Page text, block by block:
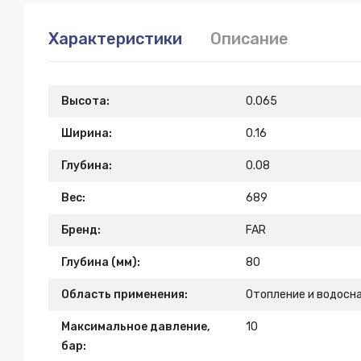
Характеристики Описание
Высота: 0.065
Ширина: 0.16
Глубина: 0.08
Вес: 689
Бренд: FAR
Глубина (мм): 80
Область применения: Отопление и
Максимальное давление,
бар:
10